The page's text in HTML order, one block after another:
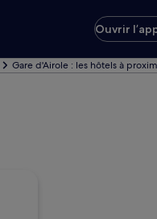
Ouvrir
Gare d'Airole : les hôtels à